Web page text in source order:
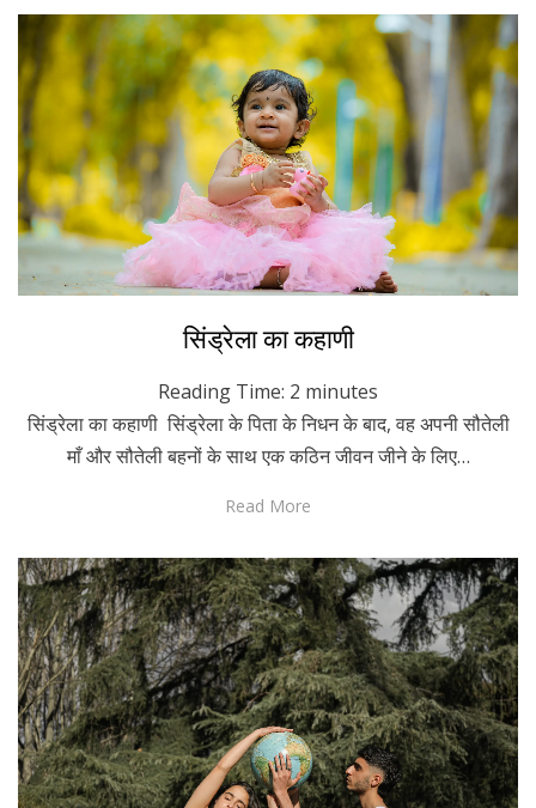
Posted
on
October 15, 2023
Hindi
सिंड्रेला का कहाणी
Reading Time: 2 minutes
सिंड्रेला का कहाणी सिंड्रेला के पिता के निधन के बाद, वह अपनी सौतेली
माँ और सौतेली बहनों के साथ एक कठिन जीवन जीने के लिए…
Read More